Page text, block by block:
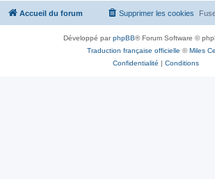
Accueil du forum Supprimer les cookies
Développé parphpBB® Forum Software ©
Traduction française officielle ©Miles
Confidentialité | Conditions